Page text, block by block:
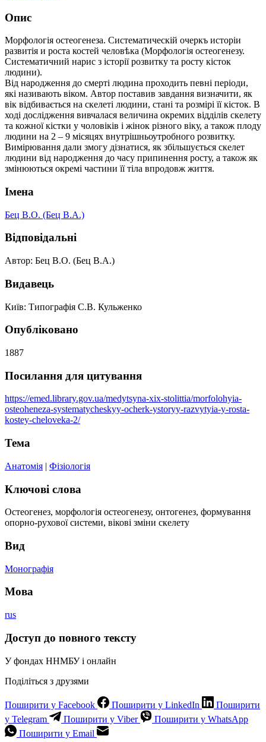
Опис
Морфологія остеогенеза. Систематическій очеркъ исторіи
развитія и роста костей человѣка (Морфологія остеогенезу.
Систематичний нарис з історії розвитку та росту кісток
людини).
Від народження до смерті людина проходить певні періоди,
які називають віком. Автор поставив завдання визначити, як
вік відбивається на скелеті людини, стані та розмірі її кісток. В
ході дослідження вивчалася величина окремих відділів скелету
та кожної кістки у чоловіків і жінок різного віку, а також плоду
людини на 2 – 9 місяцях внутрішньоутробного розвитку.
Вимірювання дали змогу дізнатися, як збільшується скелет
людини від народження до часу припинення росту, а також як
змінюються окремі частини її тіла впродовж життя.
Імена
Бец В.О. (Бец В.А.)
Відповідальні
Автор: Бец В.О. (Бец В.А.)
Видавець
Київ: Типографія С.В. Кульженко
Опубліковано
1887
Посилання для цитування
https://emed.library.gov.ua/medytsyna-xix-stolittia/morfolohyia-
osteoheneza-systematycheskyy-ocherk-ystoryy-razvytyia-y-rosta-
kostey-cheloveka-2/
Тема
Анатомія | Фізіологія
Ключові слова
Остеогенез, морфологія остеогенезу, онтогенез, формування
опорно-рухової системи, вікові зміни скелету
Вид
Монографія
Мова
rus
Доступ до повного тексту
У фондах ННМБУ і онлайн
Поділіться з друзями
Поширити у Facebook Поширити у LinkedIn
Поширити
у Telegram
Поширити у Viber
Поширити у WhatsApp
Поширити у Email